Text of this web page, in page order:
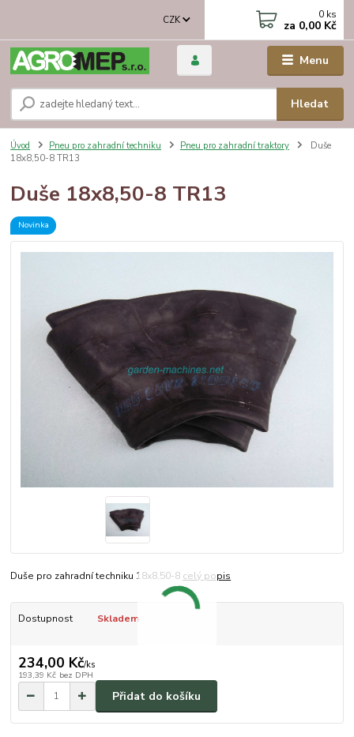
Menu
CZK
Hledat
0 ks
za 0,00 Kč
Úvod Pneu pro zahradní techniku Pneu pro zahradní traktory
Duše
18x8,50-8 TR13
Duše 18x8,50-8 TR13
Novinka
Duše pro zahradní techniku 18x8,50-8 celý popis
Dostupnost Skladem
234,00 Kč/ks
193,39 Kč bez DPH
Přidat do košíku